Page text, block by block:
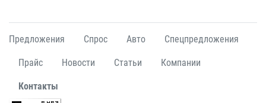
Предложения Спрос Авто Спецпредложения
Прайс Новости Статьи Компании
Контакты